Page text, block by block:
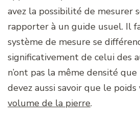
avez la possibilité de mesurer
rapporter à un guide usuel. Il
système de mesure se
significativement de celui des
n’ont pas la même densité
devez aussi savoir que le
volume de la pierre.